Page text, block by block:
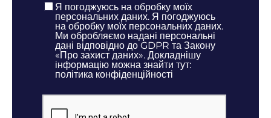
Я погоджуюсь на обробку моїх
персональних даних. Я погоджуюсь
на обробку моїх персональних даних.
Ми обробляємо надані персональні
дані відповідно до GDPR та Закону
«Про захист даних». Докладнішу
інформацію можна знайти тут:
політика конфіденційності